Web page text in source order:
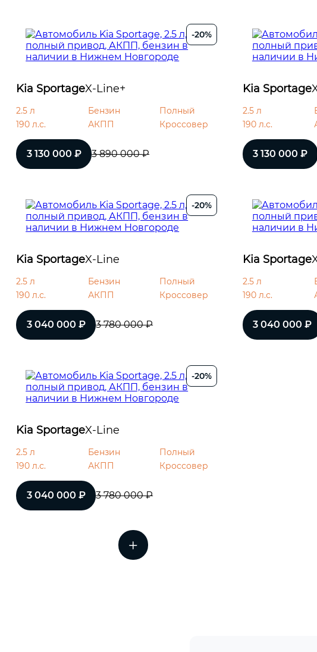
-20%
Kia SportageX-Line+
2.5 л Бензин
Полный
190 л.с.
АКПП Кроссовер
3 130 000 ₽ 3 890 000 ₽
Kia Sportage
2.5 л
190 л.с.
3 130 000 ₽
-20%
Kia SportageX-Line
2.5 л Бензин
Полный
190 л.с.
АКПП Кроссовер
3 040 000 ₽ 3 780 000 ₽
Kia Sportage
2.5 л
190 л.с.
3 040 000 ₽
-20%
Kia SportageX-Line
2.5 л Бензин
Полный
190 л.с.
АКПП Кроссовер
3 040 000 ₽ 3 780 000 ₽